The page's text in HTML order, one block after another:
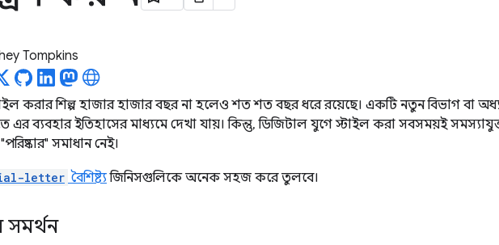
Tompkins
করার শিল্প হাজার হাজার বছর না হলেও শত শত বছর ধরে রয়েছে। একটি নতুন বিভাগ বা
এর ব্যবহার ইতিহাসের মাধ্যমে দেখা যায়। কিন্তু, ডিজিটাল যুগে স্টাইল করা সবসময়ই
সমাধান নেই।
letter বৈশিষ্ট্যজিনিসগুলিকে অনেক সহজ করে তুলবে।
সমর্থন